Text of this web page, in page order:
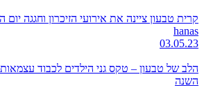
קרית טבעון ציינה את אירועי הזיכרון וחגגה יום הולדת 75
hanas
03.05.23
השנה